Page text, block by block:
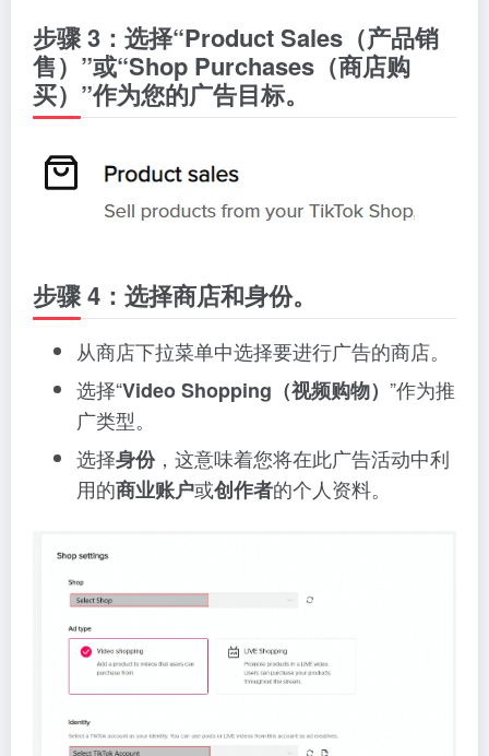
步骤 3：选择“Product Sales（产品销
售）”或“Shop Purchases（商店购
买）”作为您的广告目标。
步骤 4：选择商店和身份。
从商店下拉菜单中选择要进行广告的商店。
选择“Video Shopping（视频购物） ”作为推
广类型。
选择身份，这意味着您将在此广告活动中利
用的商业账户或创作者的个人资料。